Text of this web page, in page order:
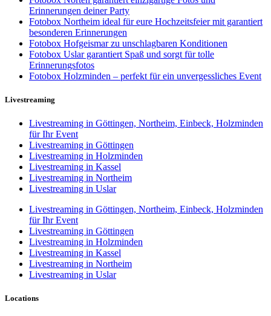
Erinnerungen deiner Party
Fotobox Northeim ideal für eure Hochzeitsfeier mit garantiert
besonderen Erinnerungen
Fotobox Hofgeismar zu unschlagbaren Konditionen
Fotobox Uslar garantiert Spaß und sorgt für tolle
Erinnerungsfotos
Fotobox Holzminden – perfekt für ein unvergessliches Event
Livestreaming
Livestreaming in Göttingen, Northeim, Einbeck, Holzminden
für Ihr Event
Livestreaming in Göttingen
Livestreaming in Holzminden
Livestreaming in Kassel
Livestreaming in Northeim
Livestreaming in Uslar
Livestreaming in Göttingen, Northeim, Einbeck, Holzminden
für Ihr Event
Livestreaming in Göttingen
Livestreaming in Holzminden
Livestreaming in Kassel
Livestreaming in Northeim
Livestreaming in Uslar
Locations